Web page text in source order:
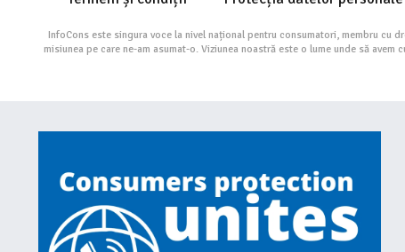
InfoCons este singura voce la nivel național pentru consumatori, membru cu
misiunea pe care ne-am asumat-o. Viziunea noastră este o lume unde să